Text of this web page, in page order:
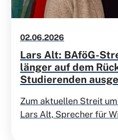
Wohnen wird klar:
Frage des
muss wieder Teil eines
02.06.2026
Lars Alt: BAföG-
länger auf dem
Studierenden
Zum aktuellen Streit
Lars Alt, Sprecher für